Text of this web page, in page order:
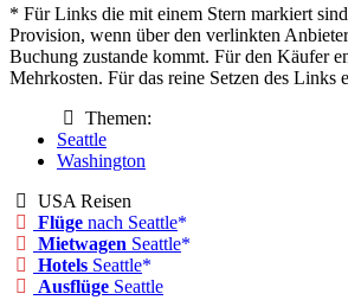
* Für Links die mit einem Stern markiert
Provision, wenn über den verlinkten
Buchung zustande kommt. Für den Käufer
Mehrkosten. Für das reine Setzen des Links
Themen:
Seattle
Washington
USA Reisen
Flüge nach Seattle
Mietwagen Seattle
Hotels Seattle
Ausflüge Seattle